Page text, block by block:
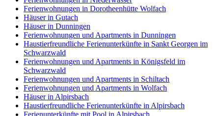
Ferienwohnungen in Dorotheenhütte Wolfach
Häuser in Gutach
Häuser in Dunningen
Ferienwohnungen und Apartments in Dunningen
Haustierfreundliche Ferienunterkünfte in Sankt Georgen im
Schwarzwald
Ferienwohnungen und Apartments in Königsfeld im
Schwarzwald
Ferienwohnungen und Apartments in Schiltach
Ferienwohnungen und Apartments in Wolfach
Häuser in Alpirsbach
Haustierfreundliche Ferienunterkünfte in Alpirsbach
Ferienunterkünfte mit Pool in Alpirsbach